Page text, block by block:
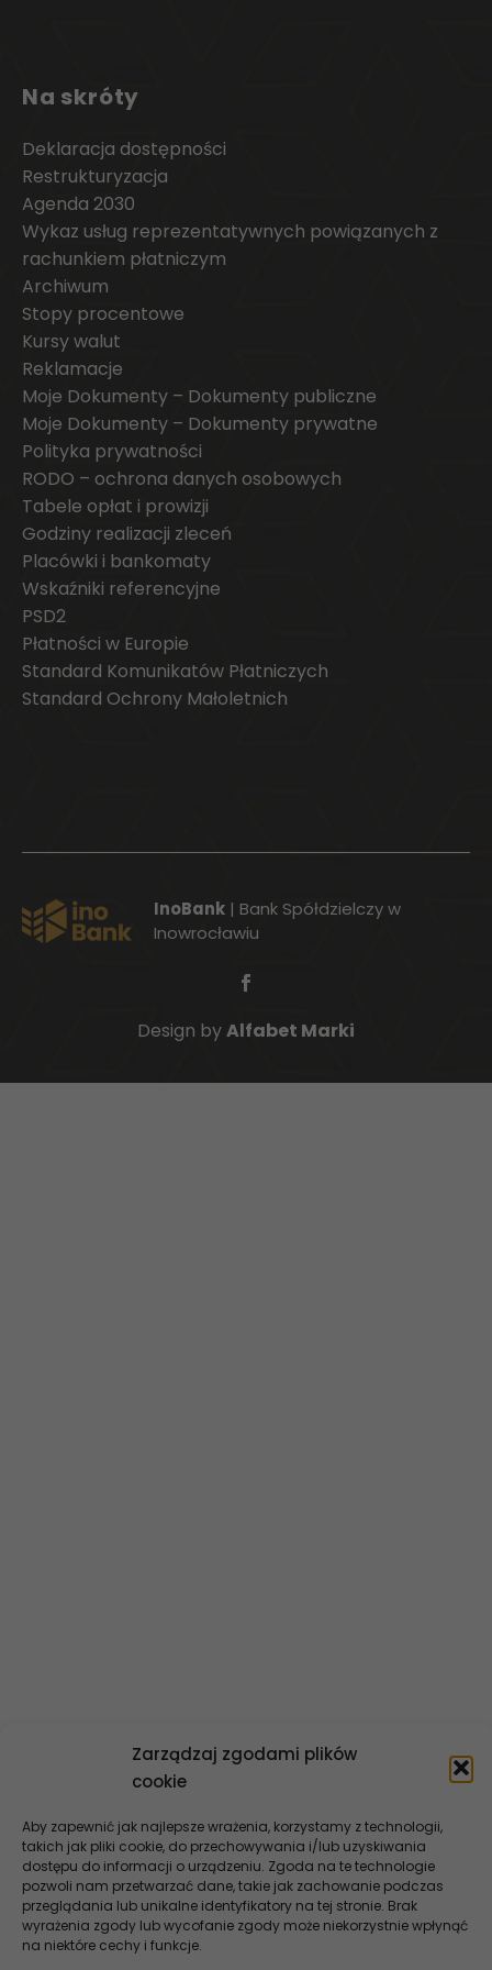
Zarządzaj zgodami plików
cookie
Aby zapewnić jak najlepsze wrażenia, korzystamy z technologii,
takich jak pliki cookie, do przechowywania i/lub uzyskiwania
dostępu do informacji o urządzeniu. Zgoda na te technologie
pozwoli nam przetwarzać dane, takie jak zachowanie podczas
przeglądania lub unikalne identyfikatory na tej stronie. Brak
wyrażenia zgody lub wycofanie zgody może niekorzystnie wpłynąć
na niektóre cechy i funkcje.
Na skróty
Deklaracja dostępności
Restrukturyzacja
Agenda 2030
Wykaz usług reprezentatywnych powiązanych z
rachunkiem płatniczym
Archiwum
Stopy procentowe
Kursy walut
Reklamacje
Moje Dokumenty – Dokumenty publiczne
Moje Dokumenty – Dokumenty prywatne
Polityka prywatności
RODO – ochrona danych osobowych
Tabele opłat i prowizji
Godziny realizacji zleceń
Placówki i bankomaty
Wskaźniki referencyjne
PSD2
Płatności w Europie
Standard Komunikatów Płatniczych
Standard Ochrony Małoletnich
InoBank | Bank Spółdzielczy w
Inowrocławiu
Design byAlfabet Marki